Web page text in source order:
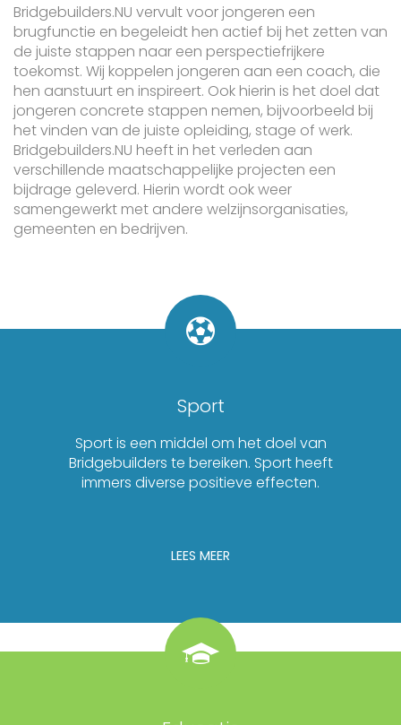
Bridgebuilders.NU vervult voor jongeren een
brugfunctie en begeleidt hen actief bij het zetten van
de juiste stappen naar een perspectiefrijkere
toekomst. Wij koppelen jongeren aan een coach, die
hen aanstuurt en inspireert. Ook hierin is het doel dat
jongeren concrete stappen nemen, bijvoorbeeld bij
het vinden van de juiste opleiding, stage of werk.
Bridgebuilders.NU heeft in het verleden aan
verschillende maatschappelijke projecten een
bijdrage geleverd. Hierin wordt ook weer
samengewerkt met andere welzijnsorganisaties,
gemeenten en bedrijven.
Sport
Sport is een middel om het doel van
Bridgebuilders te bereiken. Sport heeft
immers diverse positieve effecten.
LEES MEER